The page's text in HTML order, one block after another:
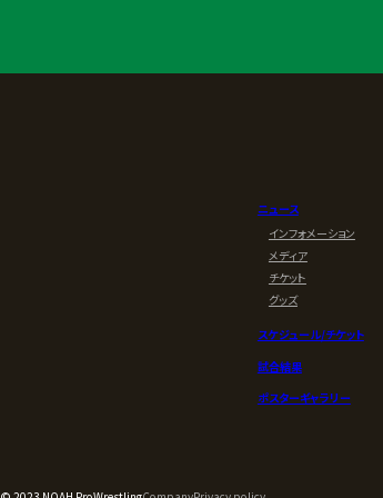
ニュース
インフォメーション
メディア
チケット
グッズ
スケジュール/チケット
試合結果
ポスターギャラリー